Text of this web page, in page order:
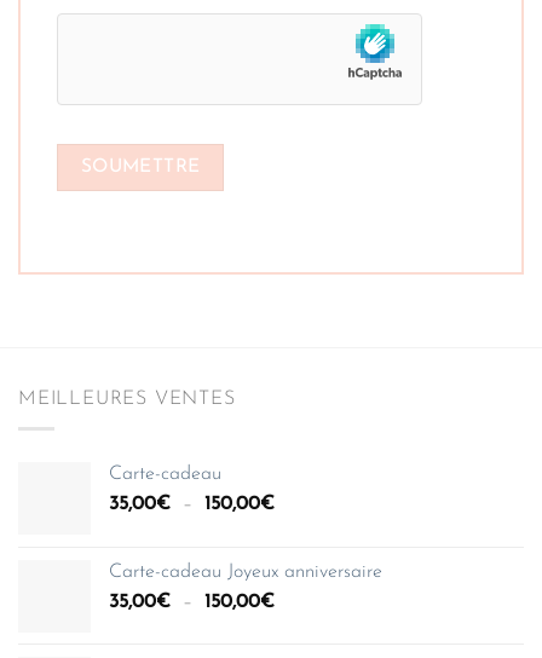
MEILLEURES VENTES
Carte-cadeau
35,00€ – 150,00€Plage
35,00€
à
Carte-cadeau Joyeux anniversaire
35,00€ – 150,00€Plage